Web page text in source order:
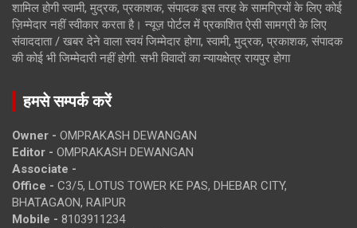
शामिल होगी स्वामी, मुद्रक, प्रकाशक, संपादक इस तरह के सामग्रियों के लिए कोई
ज़िम्मेदार नहीं स्वीकार करता है। न्यूज़ पोर्टल में प्रकाशित ऐसी सामग्री के लिए
संवाददाता / खबर देने वाला स्वयं जिम्मेदार होगा, स्वामी, मुद्रक, प्रकाशक, संपादक
की कोई भी जिम्मेदारी नहीं होगी. सभी विवादों का न्यायक्षेत्र रायपुर होगा
हमसे सम्पर्क करें
Owner - OMPRAKASH DEWANGAN
Editor - OMPRAKASH DEWANGAN
Associate -
Office - C3/5, LOTUS TOWER KE PAS, DHEBAR CITY,
BHATAGAON, RAIPUR
Mobile - 8103911234